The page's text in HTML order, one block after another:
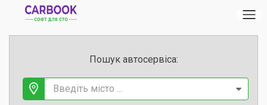
Пошук автосервіса:
Введіть місто ...